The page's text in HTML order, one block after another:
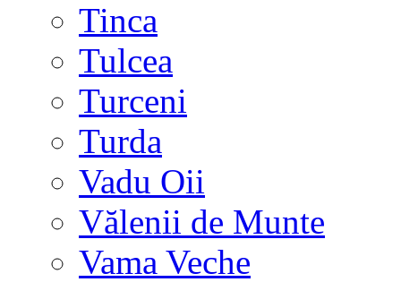
Tinca
Tulcea
Turceni
Turda
Vadu Oii
Vălenii de Munte
Vama Veche